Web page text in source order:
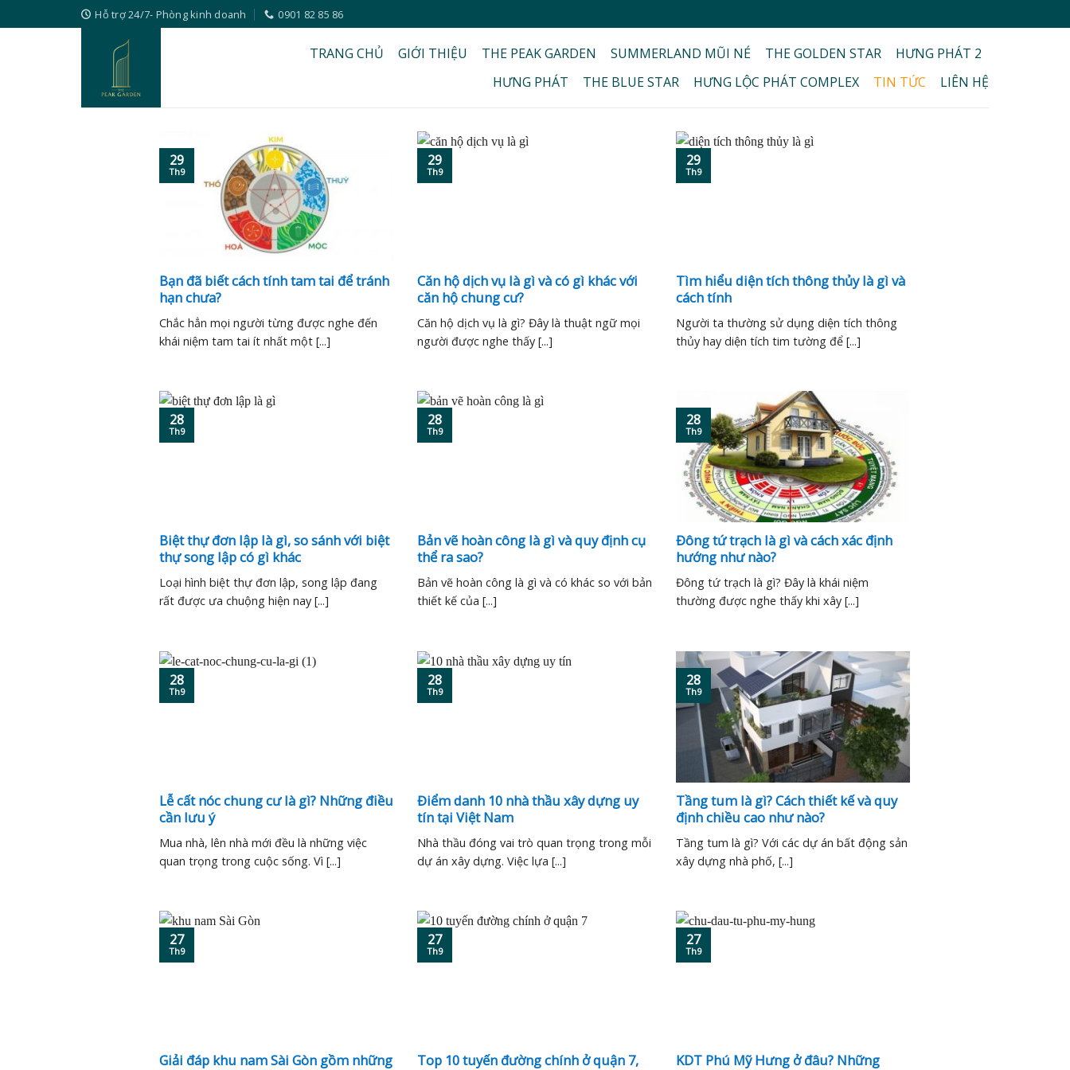
to
Hỗ trợ 24/7- Phòng kinh doanh 0901 82 85 86
TRANG CHỦ GIỚI THIỆU THE PEAK GARDEN SUMMERLAND MŨI NÉ THE GOLDEN STAR
HƯNG PHÁT 2
HƯNG PHÁT
THE BLUE STAR HƯNG LỘC PHÁT COMPLEX TIN TỨC LIÊN HỆ
Bạn đã biết cách tính tam tai để tránh
hạn chưa?
Chắc hẳn mọi người từng được nghe đến
khái niệm tam tai ít nhất một [...]
29
Th9
Căn hộ dịch vụ là gì và có gì khác với
căn hộ chung cư?
Căn hộ dịch vụ là gì? Đây là thuật ngữ mọi
người được nghe thấy [...]
29
Th9
Tìm hiểu diện tích thông thủy là gì và
cách tính
Người ta thường sử dụng diện tích thông
thủy hay diện tích tim tường để [...]
29
Th9
Biệt thự đơn lập là gì, so sánh với biệt
thự song lập có gì khác
Loại hình biệt thự đơn lập, song lập đang
rất được ưa chuộng hiện nay [...]
28
Th9
Bản vẽ hoàn công là gì và quy định cụ
thể ra sao?
Bản vẽ hoàn công là gì và có khác so với bản
thiết kế của [...]
28
Th9
Đông tứ trạch là gì và cách xác định
hướng như nào?
Đông tứ trạch là gì? Đây là khái niệm
thường được nghe thấy khi xây [...]
28
Th9
Lễ cất nóc chung cư là gì? Những điều
cần lưu ý
Mua nhà, lên nhà mới đều là những việc
quan trọng trong cuộc sống. Vì [...]
28
Th9
Điểm danh 10 nhà thầu xây dựng uy
tín tại Việt Nam
Nhà thầu đóng vai trò quan trọng trong mỗi
dự án xây dựng. Việc lựa [...]
28
Th9
Tầng tum là gì? Cách thiết kế và quy
định chiều cao như nào?
Tầng tum là gì? Với các dự án bất động sản
xây dựng nhà phố, [...]
28
Th9
Giải đáp khu nam Sài Gòn gồm những
27
Th9
Top 10 tuyến đường chính ở quận 7,
27
Th9
KDT Phú Mỹ Hưng ở đâu? Những
27
Th9